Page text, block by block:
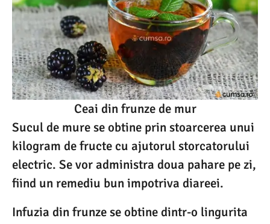
Ceai din frunze de mur
Sucul de mure se obtine prin stoarcerea unui
kilogram de fructe cu ajutorul storcatorului
electric. Se vor administra doua pahare pe zi,
fiind un remediu bun impotriva diareei.
Infuzia din frunze se obtine dintr-o lingurita